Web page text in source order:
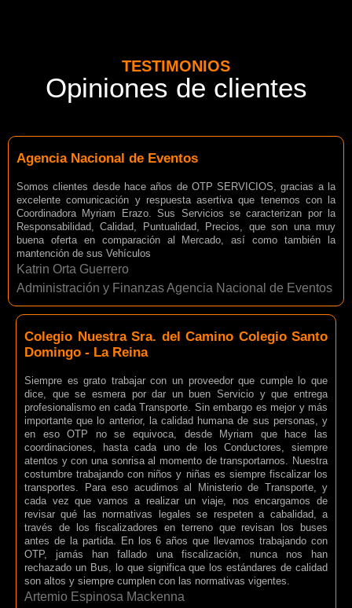
TESTIMONIOS
Opiniones de clientes
Agencia Nacional de Eventos
Somos clientes desde hace años de OTP SERVICIOS, gracias a la
excelente comunicación y respuesta asertiva que tenemos con la
Coordinadora Myriam Erazo. Sus Servicios se caracterizan por la
Responsabilidad, Calidad, Puntualidad, Precios, que son una muy
buena oferta en comparación al Mercado, así como también la
mantención de sus Vehículos
Katrin Orta Guerrero
Administración y Finanzas Agencia Nacional de Eventos
Colegio Nuestra Sra. del Camino Colegio Santo
Domingo - La Reina
Siempre es grato trabajar con un proveedor que cumple lo que
dice, que se esmera por dar un buen Servicio y que entrega
profesionalismo en cada Transporte. Sin embargo es mejor y más
importante que lo anterior, la calidad humana de sus personas, y
en eso OTP no se equivoca, desde Myriam que hace las
coordinaciones, hasta cada uno de los Conductores, siempre
atentos y con una sonrisa al momento de transportarnos. Nuestra
costumbre trabajando con niños y niñas es siempre fiscalizar los
transportes. Para eso acudimos al Ministerio de Transporte, y
cada vez que vamos a realizar un viaje, nos encargamos de
revisar qué las normativas legales se respeten a cabalidad, a
través de los fiscalizadores en terreno que revisan los buses
antes de la partida. En los 6 años que llevamos trabajando con
OTP, jamás han fallado una fiscalización, nunca nos han
rechazado un Bus, lo que significa que los estándares de calidad
son altos y siempre cumplen con las normativas vigentes.
Artemio Espinosa Mackenna